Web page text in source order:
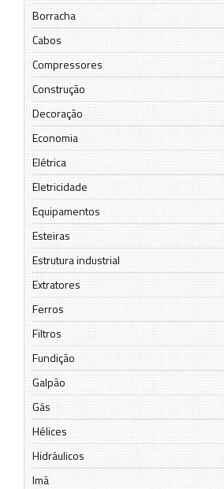
Borracha
Cabos
Compressores
Construção
Decoração
Economia
Elétrica
Eletricidade
Equipamentos
Esteiras
Estrutura industrial
Extratores
Ferros
Filtros
Fundição
Galpão
Gás
Hélices
Hidráulicos
Imã